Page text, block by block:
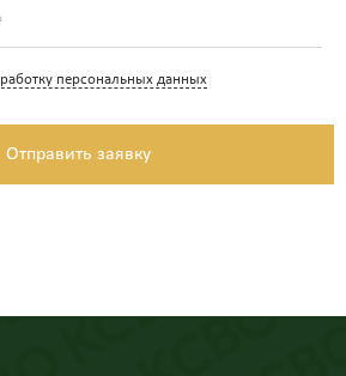
персональных данных
Отправить заявку